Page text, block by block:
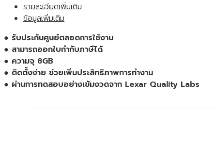
3200
U-
DIMM,
CL22
แรม
ของ
แท้
ประกัน
รายละเอียดเพิ่มเติม
ข้อมูลเพิ่มเติม
● รับประกันศูนย์ตลอดการใช้งาน
● สามารถออกใบกำกับภาษีได้
● ความจุ 8GB
● ติดตั้งง่าย ช่วยเพิ่มประสิทธิภาพการทำงาน
● ผ่านการทดสอบอย่างเข้มงวดจาก Lexar Quality Labs